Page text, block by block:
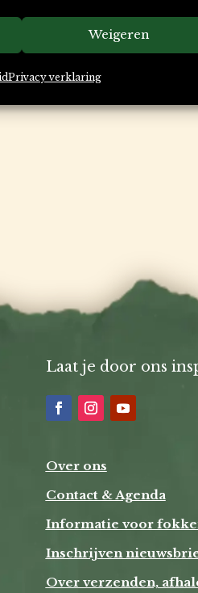
Weigeren
Privacy verklaring
Laat je door ons
Over ons
Contact & Agenda
Informatie voor
Inschrijven
Over verzenden,